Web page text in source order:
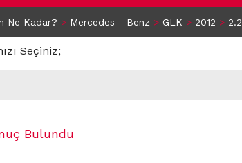
Ne Kadar? > Mercedes - Benz > GLK > 2012 > 2.2
Seçiniz;
Bulundu